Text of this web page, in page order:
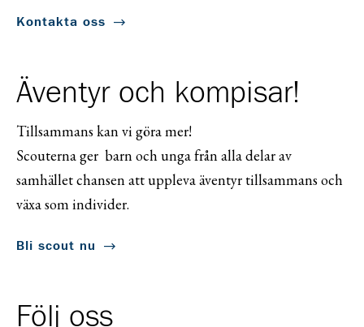
Kontakta oss
Äventyr och kompisar!
Tillsammans kan vi göra mer!
Scouterna ger barn och unga från alla delar av
samhället chansen att uppleva äventyr tillsammans och
växa som individer.
Bli scout nu
Följ oss